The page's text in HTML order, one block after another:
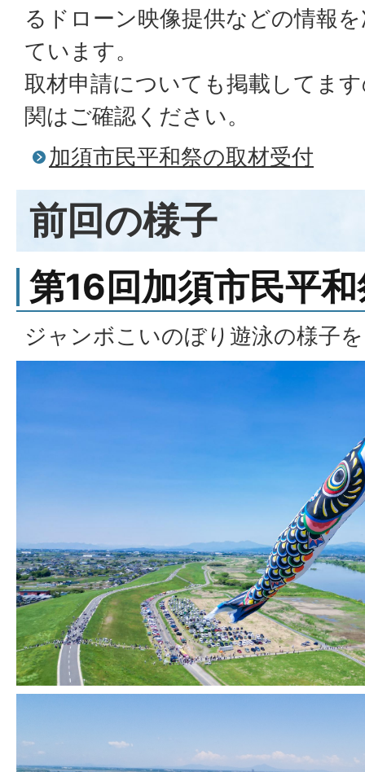
るドローン映像提供などの情報
ています。
取材申請についても掲載してま
関はご確認ください。
加須市民平和祭の取材受付
前回の様子
第16回加須市民平
ジャンボこいのぼり遊泳の様子